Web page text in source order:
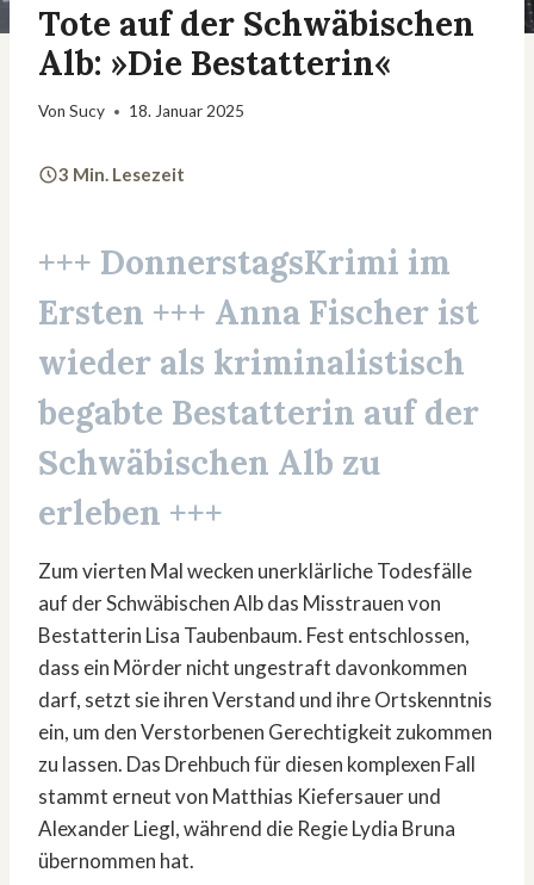
Tote auf der Schwäbischen
Alb: »Die Bestatterin«
Von Sucy 18. Januar 2025
3 Min. Lesezeit
+++ DonnerstagsKrimi im
Ersten +++ Anna Fischer ist
wieder als kriminalistisch
begabte Bestatterin auf der
Schwäbischen Alb zu
erleben +++
Zum vierten Mal wecken unerklärliche Todesfälle
auf der Schwäbischen Alb das Misstrauen von
Bestatterin Lisa Taubenbaum. Fest entschlossen,
dass ein Mörder nicht ungestraft davonkommen
darf, setzt sie ihren Verstand und ihre Ortskenntnis
ein, um den Verstorbenen Gerechtigkeit zukommen
zu lassen. Das Drehbuch für diesen komplexen Fall
stammt erneut von Matthias Kiefersauer und
Alexander Liegl, während die Regie Lydia Bruna
übernommen hat.